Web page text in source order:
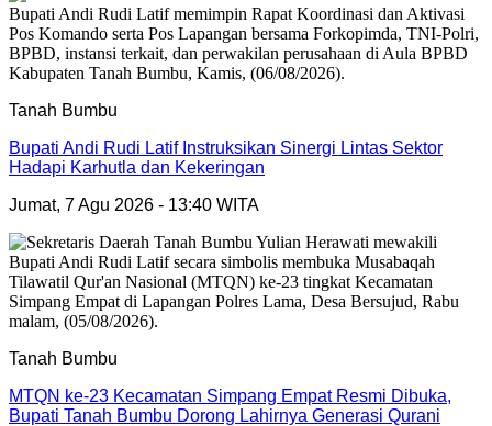
Tanah Bumbu
Bupati Andi Rudi Latif Instruksikan Sinergi Lintas Sektor
Hadapi Karhutla dan Kekeringan
Jumat, 7 Agu 2026 - 13:40 WITA
Tanah Bumbu
MTQN ke-23 Kecamatan Simpang Empat Resmi Dibuka,
Bupati Tanah Bumbu Dorong Lahirnya Generasi Qurani